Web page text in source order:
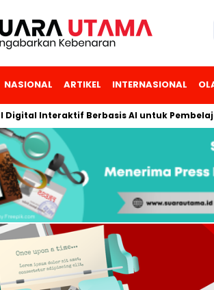
NASIONAL ARTIKEL INTERNASIONAL
Interaktif Berbasis AI untuk